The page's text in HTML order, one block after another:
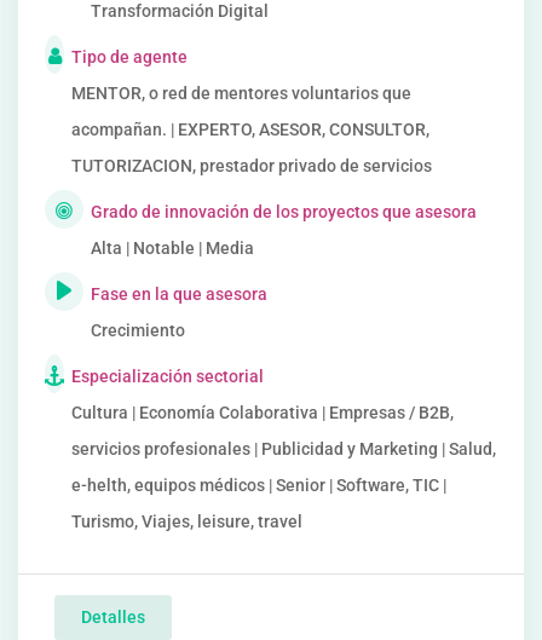
Transformación Digital
Tipo de agente
MENTOR, o red de mentores voluntarios que
acompañan. | EXPERTO, ASESOR, CONSULTOR,
TUTORIZACION, prestador privado de servicios
Grado de innovación de los proyectos que asesora
Alta | Notable | Media
Fase en la que asesora
Crecimiento
Especialización sectorial
Cultura | Economía Colaborativa | Empresas / B2B,
servicios profesionales | Publicidad y Marketing | Salud,
e-helth, equipos médicos | Senior | Software, TIC |
Turismo, Viajes, leisure, travel
Detalles